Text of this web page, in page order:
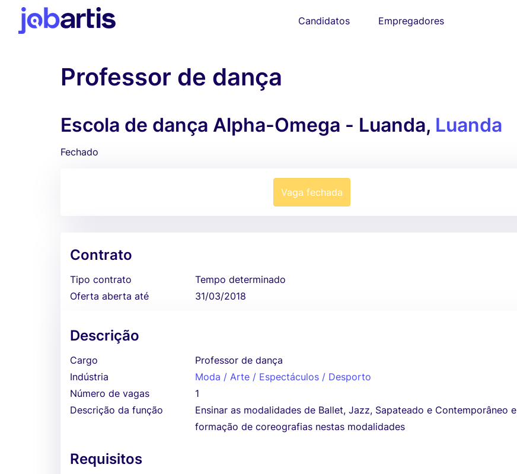
Candidatos Empregadores
Professor de dança
Escola de dança Alpha-Omega - Luanda, Luanda
Fechado
Vaga fechada
Contrato
Tipo contrato
Tempo determinado
Oferta aberta até
31/03/2018
Descrição
Cargo
Professor de dança
Indústria
Moda / Arte / Espectáculos / Desporto
Número de vagas
1
Descrição da função
Ensinar as modalidades de Ballet, Jazz, Sapateado e Contemporâneo e
formação de coreografias nestas modalidades
Requisitos